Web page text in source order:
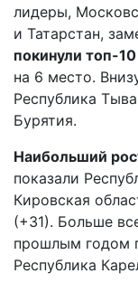
лидеры,
и Татарстан,
покинули топ-
на 6 место.
Республика
Бурятия.
Наибольший
показали
Кировская
(+31). Больше
прошлым годом
Республика